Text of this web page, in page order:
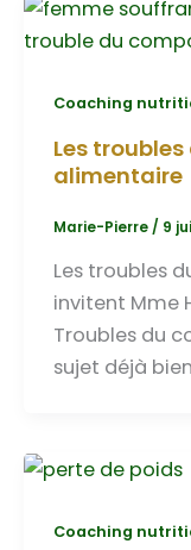
Coaching
Les
alimentaire
Marie-Pierre / 9
Les troubles
invitent Mme
Troubles du
sujet déjà bien
Coaching